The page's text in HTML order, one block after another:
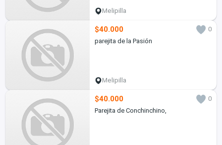
Melipilla
$40.000
0
parejita de la Pasión
Melipilla
$40.000
0
Parejita de Conchinchino,